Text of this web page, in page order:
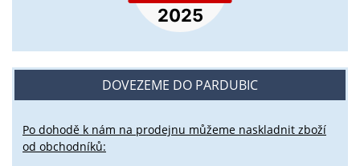
DOVEZEME DO PARDUBIC
Po dohodě k nám na prodejnu můžeme naskladnit zboží
od obchodníků: